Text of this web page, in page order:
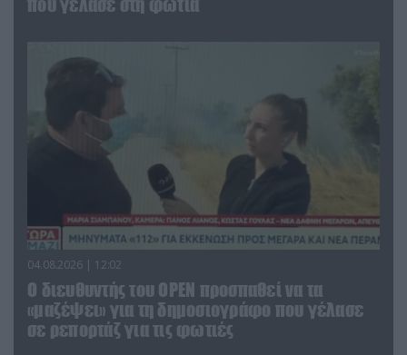
που γέλασε στη φωτιά
04.08.2026 | 12:02
O διευθυντής του OPEN προσπαθεί να τα
«μαζέψει» για τη δημοσιογράφο που γέλασε
σε ρεπορτάζ για τις φωτιές